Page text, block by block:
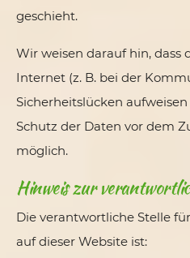
geschieht.
Wir weisen darauf hin,
Internet (z. B. bei der
Sicherheitslücken
Schutz der Daten vor dem
möglich.
Hinweis zur
Die verantwortliche Stelle
auf dieser Website ist: